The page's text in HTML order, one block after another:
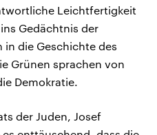
Leichtfertigkeit
Gedächtnis der
die Geschichte des
Grünen sprachen von
Demokratie.
der Juden, Josef